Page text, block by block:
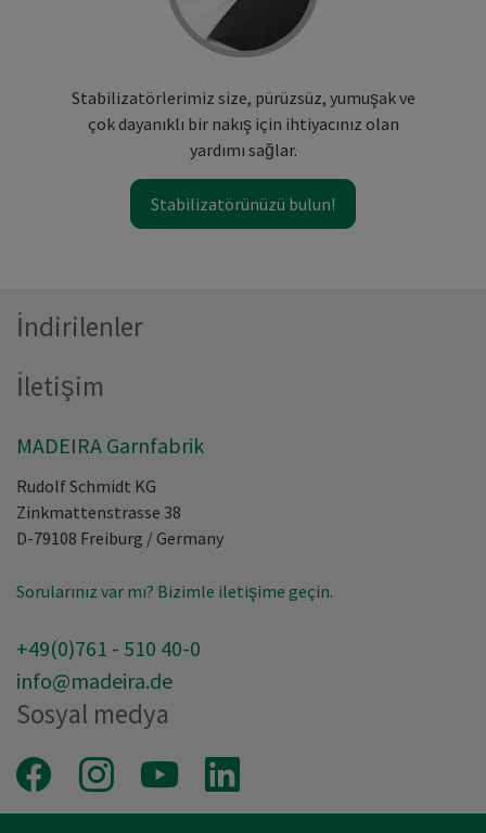
Stabilizatörlerimiz size, pürüzsüz, yumuşak ve
çok dayanıklı bir nakış için ihtiyacınız olan
yardımı sağlar.
Stabilizatörünüzü bulun!
İndirilenler
İletişim
MADEIRA Garnfabrik
Rudolf Schmidt KG
Zinkmattenstrasse 38
D-79108 Freiburg / Germany
Sorularınız var mı? Bizimle iletişime geçin.
+49(0)761 - 510 40-0
info@madeira.de
Sosyal medya
Facebook Instagram Youtube